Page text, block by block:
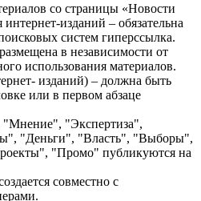
со страницы «Новости
изданий – обязательна
систем гиперссылка.
в независимости от
использования материалов.
изданий) – должна быть
или в первом абзаце
"Мнение", "Экспертиза",
"Деньги", "Власть", "Выборы",
"Промо" публикуются на
совместно с